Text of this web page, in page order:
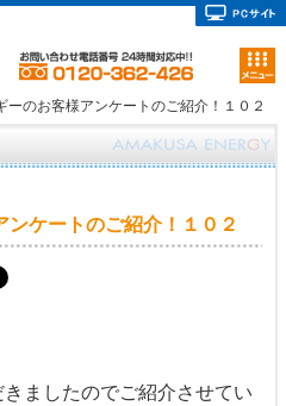
ーのお客様アンケートのご紹介！１０２
ケートのご紹介！１０２
ましたのでご紹介させてい